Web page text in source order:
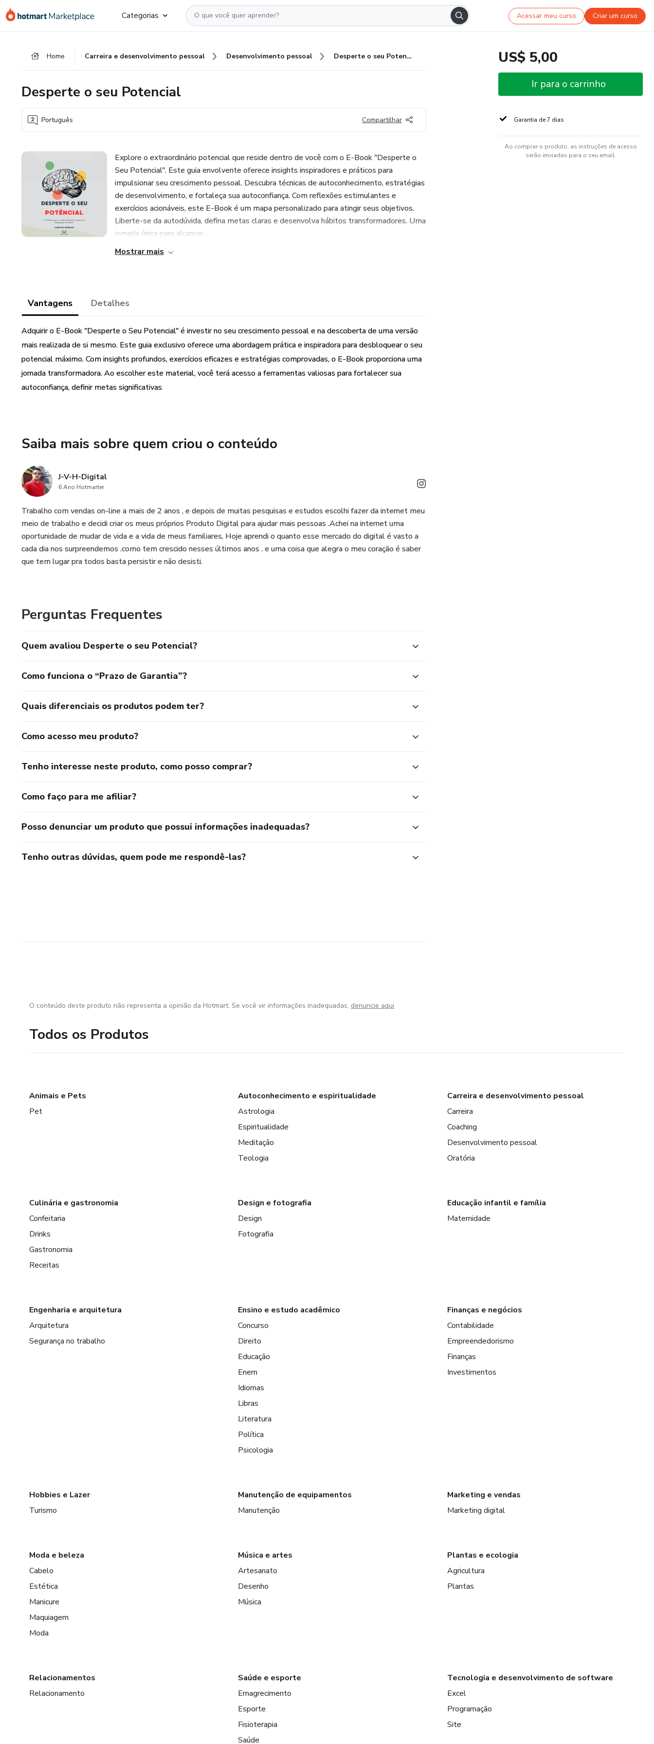
para
para
para
Categorias Acessar meu curso Criar um curso
Home Carreira e desenvolvimento pessoal Desenvolvimento pessoal Desperte o seu Potencial
Desperte o seu Potencial
Português Compartilhar
Explore o extraordinário potencial que reside dentro de você com o E-Book "Desperte o
Seu Potencial". Este guia envolvente oferece insights inspiradores e práticos para
impulsionar seu crescimento pessoal. Descubra técnicas de autoconhecimento, estratégias
de desenvolvimento, e fortaleça sua autoconfiança. Com reflexões estimulantes e
exercícios acionáveis, este E-Book é um mapa personalizado para atingir seus objetivos.
Liberte-se da autodúvida, defina metas claras e desenvolva hábitos transformadores. Uma
jornada única para alcançar...
Mostrar mais
Vantagens Detalhes
Adquirir o E-Book "Desperte o Seu Potencial" é investir no seu crescimento pessoal e na descoberta de uma versão
mais realizada de si mesmo. Este guia exclusivo oferece uma abordagem prática e inspiradora para desbloquear o seu
potencial máximo. Com insights profundos, exercícios eficazes e estratégias comprovadas, o E-Book proporciona uma
jornada transformadora. Ao escolher este material, você terá acesso a ferramentas valiosas para fortalecer sua
autoconfiança, definir metas significativas
Saiba mais sobre quem criou o conteúdo
J-V-H-Digital
6 Ano Hotmarter
Trabalho com vendas on-line a mais de 2 anos , e depois de muitas pesquisas e estudos escolhi fazer da internet meu
meio de trabalho e decidi criar os meus próprios Produto Digital para ajudar mais pessoas .Achei na internet uma
oportunidade de mudar de vida e a vida de meus familiares, Hoje aprendi o quanto esse mercado do digital é vasto a
cada dia nos surpreendemos .como tem crescido nesses últimos anos . e uma coisa que alegra o meu coração é saber
que tem lugar pra todos basta persistir e não desisti.
Perguntas Frequentes
Quem avaliou Desperte o seu Potencial?
Como funciona o “Prazo de Garantia”?
Quais diferenciais os produtos podem ter?
Como acesso meu produto?
Tenho interesse neste produto, como posso comprar?
Como faço para me afiliar?
Posso denunciar um produto que possui informações inadequadas?
Tenho outras dúvidas, quem pode me respondê-las?
US$ 5,00
Ir para o carrinho
Garantia de 7 dias
Ao comprar o produto, as instruções de acesso
serão enviadas para o seu email.
O conteúdo deste produto não representa a opinião da Hotmart. Se você vir informações inadequadas, denuncie aqui
Todos os Produtos
Animais e Pets
Pet
Autoconhecimento e espiritualidade
Astrologia
Espiritualidade
Meditação
Teologia
Carreira e desenvolvimento pessoal
Carreira
Coaching
Desenvolvimento pessoal
Oratória
Culinária e gastronomia
Confeitaria
Drinks
Gastronomia
Receitas
Design e fotografia
Design
Fotografia
Educação infantil e família
Maternidade
Engenharia e arquitetura
Arquitetura
Segurança no trabalho
Ensino e estudo acadêmico
Concurso
Direito
Educação
Enem
Idiomas
Libras
Literatura
Política
Psicologia
Finanças e negócios
Contabilidade
Empreendedorismo
Finanças
Investimentos
Hobbies e Lazer
Turismo
Manutenção de equipamentos
Manutenção
Marketing e vendas
Marketing digital
Moda e beleza
Cabelo
Estética
Manicure
Maquiagem
Moda
Música e artes
Artesanato
Desenho
Música
Plantas e ecologia
Agricultura
Plantas
Relacionamentos
Relacionamento
Saúde e esporte
Emagrecimento
Esporte
Fisioterapia
Saúde
Tecnologia e desenvolvimento de software
Excel
Programação
Site